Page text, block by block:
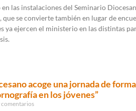
las instalaciones del Seminario
se convierte también en lugar de
ya ejercen el ministerio en las distintas
acoge una jornada de
en los jóvenes”
comentarios